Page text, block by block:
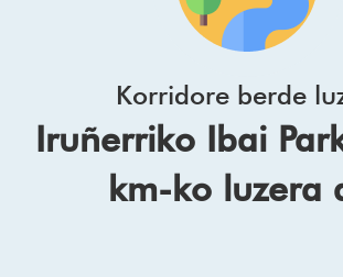
Korridore berde
Iruñerriko Ibai
km-ko luzera